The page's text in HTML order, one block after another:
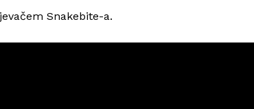
Snakebite-a.